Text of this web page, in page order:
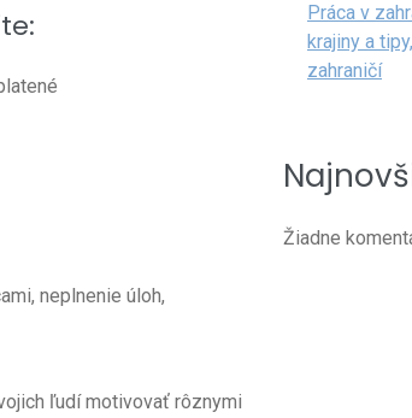
neplnenie úloh,
ľudí motivovať rôznymi
Práca v
krajiny a
zahraničí
Žiadne